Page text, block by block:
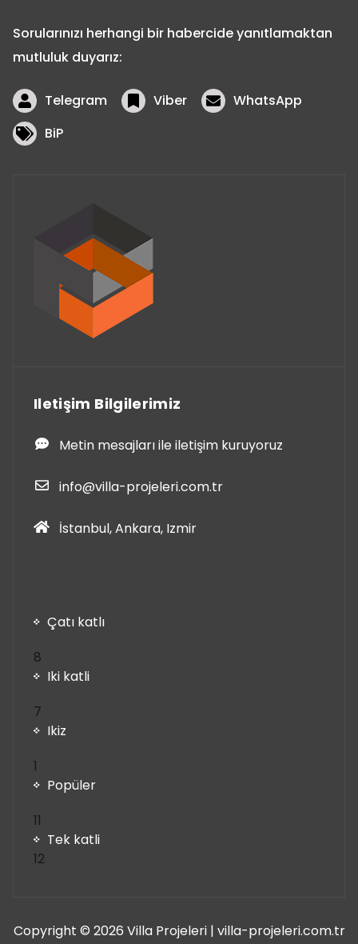
Sorularınızı herhangi bir habercide yanıtlamaktan
mutluluk duyarız:
Telegram Viber
WhatsApp
BiP
Iletişim Bilgilerimiz
Metin mesajları ile iletişim kuruyoruz
info@villa-projeleri.com.tr
İstanbul, Ankara, Izmir
Çatı katlı
8
ürün
Iki katli
7
ürün
Ikiz
1
ürün
Popüler
11
ürün
Tek katli
12
Copyright © 2026 Villa Projeleri | villa-projeleri.com.tr